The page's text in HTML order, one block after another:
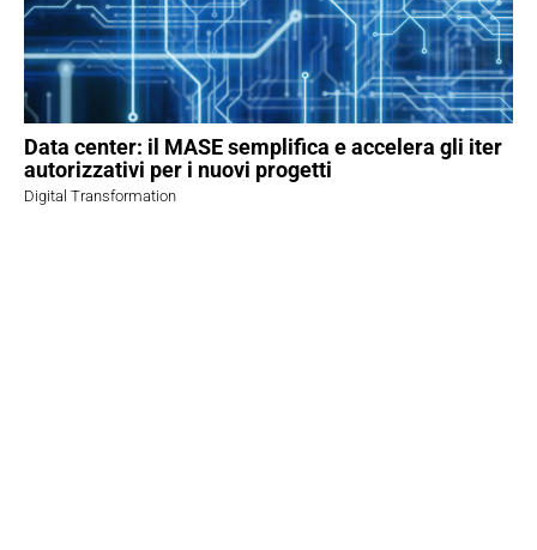
Data center: il MASE semplifica e accelera gli iter
autorizzativi per i nuovi progetti
Digital Transformation